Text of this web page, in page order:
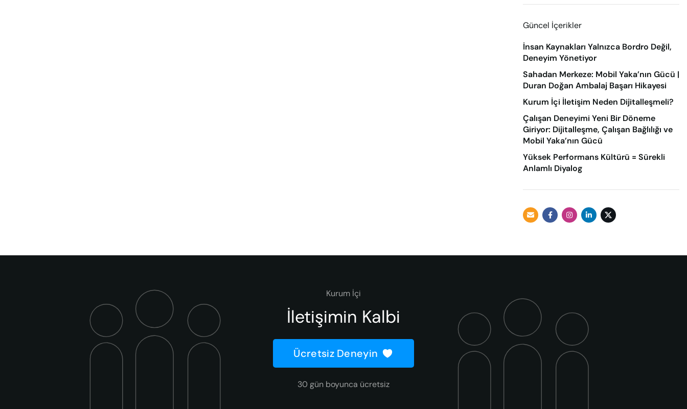
Güncel İçerikler
İnsan Kaynakları Yalnızca Bordro Değil,
Deneyim Yönetiyor
Sahadan Merkeze: Mobil Yaka’nın Gücü |
Duran Doğan Ambalaj Başarı Hikayesi
Kurum İçi İletişim Neden Dijitalleşmeli?
Çalışan Deneyimi Yeni Bir Döneme
Giriyor: Dijitalleşme, Çalışan Bağlılığı ve
Mobil Yaka’nın Gücü
Yüksek Performans Kültürü = Sürekli
Anlamlı Diyalog
Kurum İçi
İletişimin Kalbi
Ücretsiz Deneyin
30 gün boyunca ücretsiz